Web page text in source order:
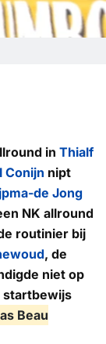
in Thialf
Conijn nipt
de Jong
NK allround
routinier bij
, de
niet op
startbewijs
Beau